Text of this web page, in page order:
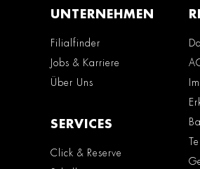
UNTERNEHMEN
Filialfinder
Jobs & Karriere
Über Uns
SERVICES
Click & Reserve